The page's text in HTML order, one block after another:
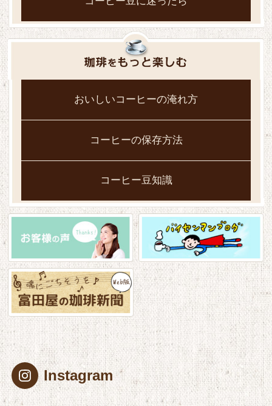
おいしいコーヒーの淹れ方
コーヒーの保存方法
コーヒー豆知識
Instagram